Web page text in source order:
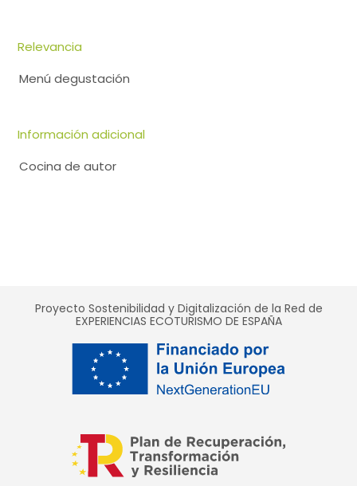
Relevancia
Menú degustación
Información adicional
Cocina de autor
Proyecto Sostenibilidad y Digitalización de la Red de
EXPERIENCIAS ECOTURISMO DE ESPAÑA